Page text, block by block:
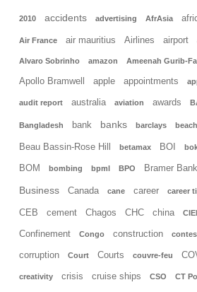
2010 accidents advertising AfrAsia
Air France air mauritius Airlines airport
Alvaro Sobrinho amazon Ameenah Gurib-
Apollo Bramwell apple appointments
audit report australia aviation awards
Bangladesh bank banks barclays beach
Beau Bassin-Rose Hill betamax BOI
BOM bombing bpml BPO Bramer Bank
Business Canada cane career career
CEB cement Chagos CHC china
Confinement Congo construction
corruption Court Courts couvre-feu
creativity crisis cruise ships CSO CT